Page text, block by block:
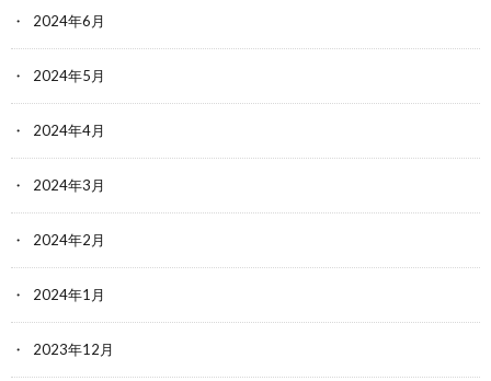
2024年6月
2024年5月
2024年4月
2024年3月
2024年2月
2024年1月
2023年12月